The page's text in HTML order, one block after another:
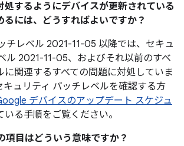
処するようにデバイスが更新されている
るには、どうすればよいですか？
チレベル 2021-11-05 以降では、セキュ
ル 2021-11-05、およびそれ以前のすべ
に関連するすべての問題に対処していま
キュリティ パッチレベルを確認する方
デバイスのアップデート スケジュ
いる手順をご覧ください。
項目はどういう意味ですか？